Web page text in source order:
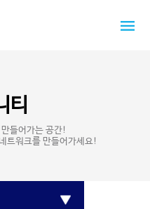
티
들어가는 공간!
트워크를 만들어가세요!